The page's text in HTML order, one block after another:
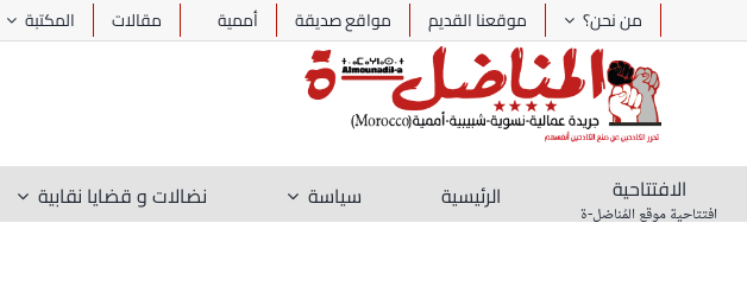
من نحن؟ موقعنا القديم مواقع صديقة أممية مقالات المكتبة
الافتتاحية
افتتاحية موقع المُناضل-ة
الرئيسية سياسة نضالات و قضايا نقابية